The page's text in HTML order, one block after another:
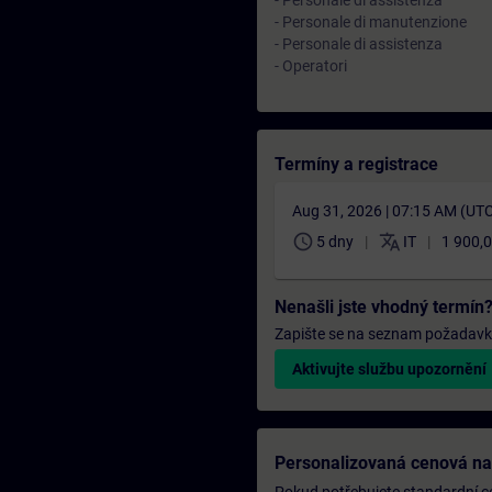
- Personale di manutenzione
- Personale di assistenza
- Operatori
Termíny a registrace
Aug 31, 2026 | 07:15 AM
schedule 5 dny translate IT 1
Nenašli jste vhodný termín?
Zapište se na seznam
Aktivujte službu upozornění
Personalizovaná cenová